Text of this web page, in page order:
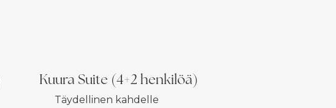
Kuura Suite (4+2 henkilöä)
Täydellinen kahdelle